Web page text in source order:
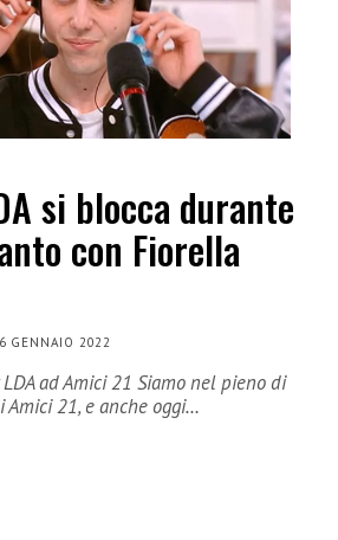
si blocca durante
con Fiorella
GENNAIO 2022
ad Amici 21 Siamo nel pieno di
21, e anche oggi…